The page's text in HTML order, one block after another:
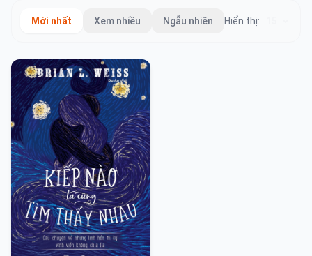
Mới nhất Xem nhiều Ngẫu nhiên Hiển thị: